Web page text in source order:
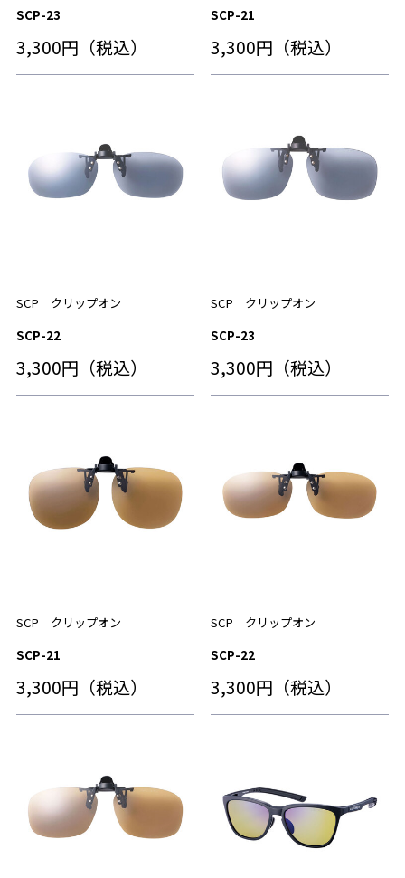
SCP-23
3,300円（税込）
SCP-21
3,300円（税込）
SCP クリップオン
SCP-22
3,300円（税込）
SCP クリップオン
SCP-23
3,300円（税込）
SCP クリップオン
SCP-21
3,300円（税込）
SCP クリップオン
SCP-22
3,300円（税込）